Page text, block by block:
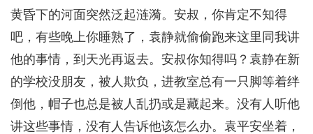
黄昏下的河面突然泛起涟漪。安叔，你肯定不知得
吧，有些晚上你睡熟了，袁静就偷偷跑来这里同我讲
他的事情，到天光再返去。安叔你知得吗？袁静在新
的学校没朋友，被人欺负，进教室总有一只脚等着绊
倒他，帽子也总是被人乱扔或是藏起来。没有人听他
讲这些事情，没有人告诉他该怎么办。袁平安坐着，